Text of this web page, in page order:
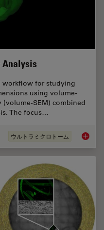
Analysis
workflow for studying
using volume-
SEM) combined
The focus…
ウルトラミクロトーム Volume